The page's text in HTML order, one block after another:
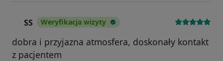
SS Weryfikacja wizyty
dobra i przyjazna atmosfera, doskonały kontakt
z pacjentem